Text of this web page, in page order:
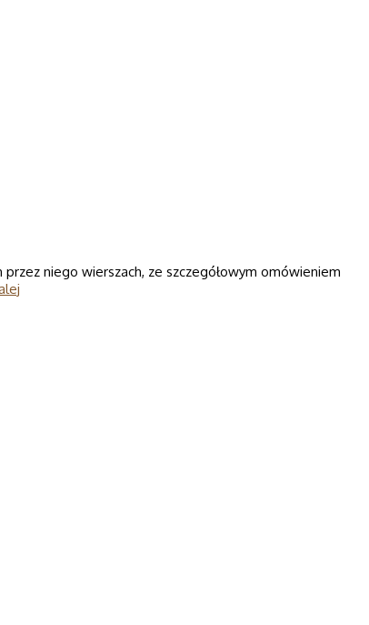
niego wierszach, ze szczegółowym omówieniem